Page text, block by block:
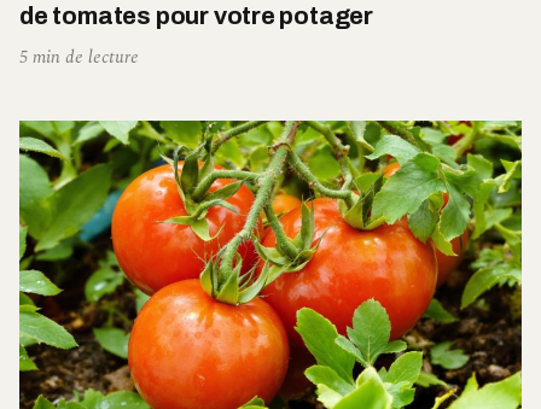
de tomates pour votre potager
5 min de lecture